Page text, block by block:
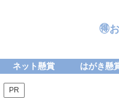
🉐
ネット懸賞 はがき懸
PR